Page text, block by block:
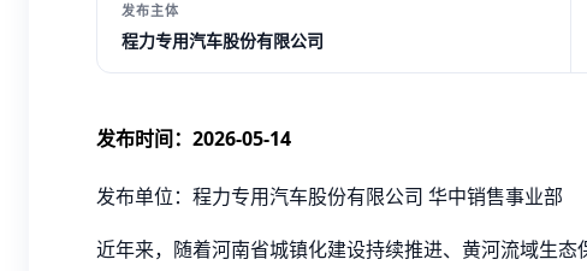
发布主体
程力专用汽车股份有限公司
发布时间：2026-05-14
发布单位：程力专用汽车股份有限公司 华中销售事业部
近年来，随着河南省城镇化建设持续推进、黄河流域生